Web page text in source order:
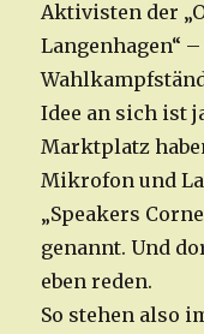
Aktivisten der
Langenhagen“
Idee an sich ist
Marktplatz
Mikrofon und
„Speakers
genannt. Und
eben reden.
So stehen also